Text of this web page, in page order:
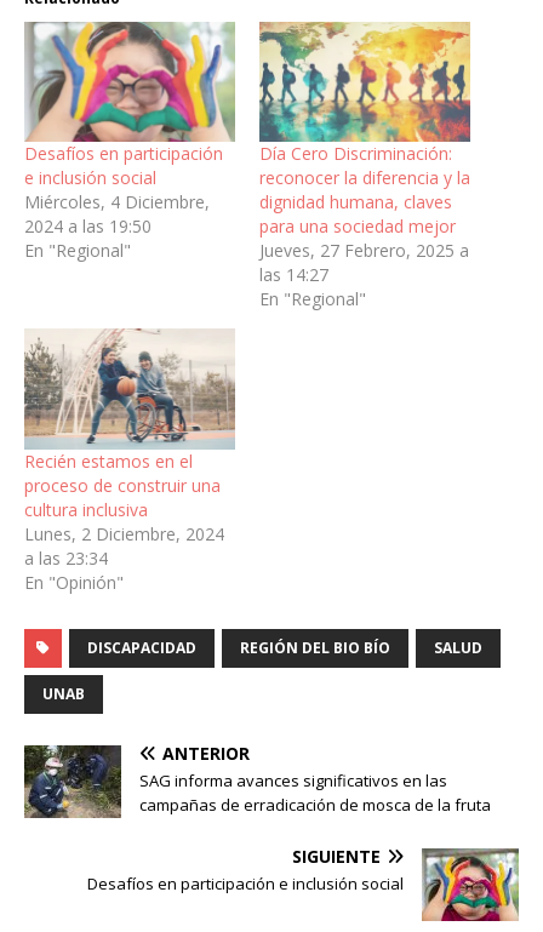
Desafíos en participación
e inclusión social
Miércoles, 4 Diciembre,
2024 a las 19:50
En "Regional"
Día Cero Discriminación:
reconocer la diferencia y la
dignidad humana, claves
para una sociedad mejor
Jueves, 27 Febrero, 2025 a
las 14:27
En "Regional"
Recién estamos en el
proceso de construir una
cultura inclusiva
Lunes, 2 Diciembre, 2024
a las 23:34
En "Opinión"
DISCAPACIDAD REGIÓN DEL BIO BÍO SALUD
UNAB
ANTERIOR
SAG informa avances significativos en las
campañas de erradicación de mosca de la fruta
SIGUIENTE
Desafíos en participación e inclusión social